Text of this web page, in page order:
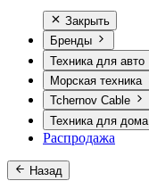
Закрыть
Бренды
Техника для авто
Морская техника
Tchernov Cable
Техника для дома
Распродажа
Назад